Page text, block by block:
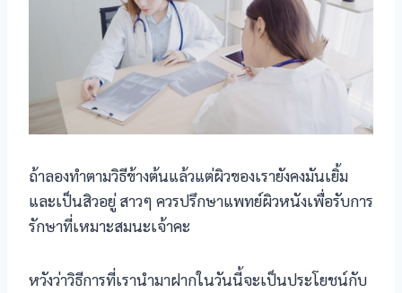
ถ้าลองทำตามวิธีข้างต้นแล้วแต่ผิวของเรายังคงมันเยิ้ม
และเป็นสิวอยู่ สาวๆ ควรปรึกษาแพทย์ผิวหนังเพื่อรับการ
รักษาที่เหมาะสมนะเจ้าคะ
หวังว่าวิธีการที่เรานำมาฝากในวันนี้จะเป็นประโยชน์กับ